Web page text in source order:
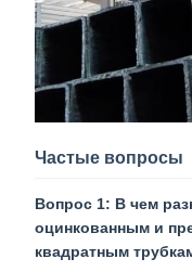
Частые вопросы
Вопрос 1: В чем
оцинкованным и
квадратным